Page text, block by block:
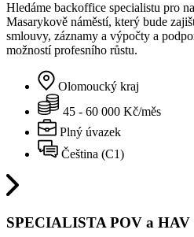
Hledáme backoffice specialistu pro
Masarykově náměstí, který bude
smlouvy, záznamy a výpočty a
možností profesního růstu.
Olomoucký kraj
45 - 60 000 Kč/měs
Plný úvazek
Čeština (C1)
SPECIALISTA POV a HAV